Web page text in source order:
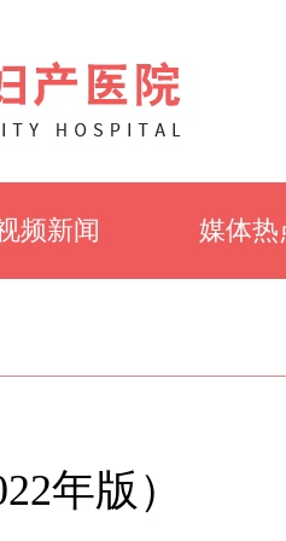
频新闻 媒体热
年版）